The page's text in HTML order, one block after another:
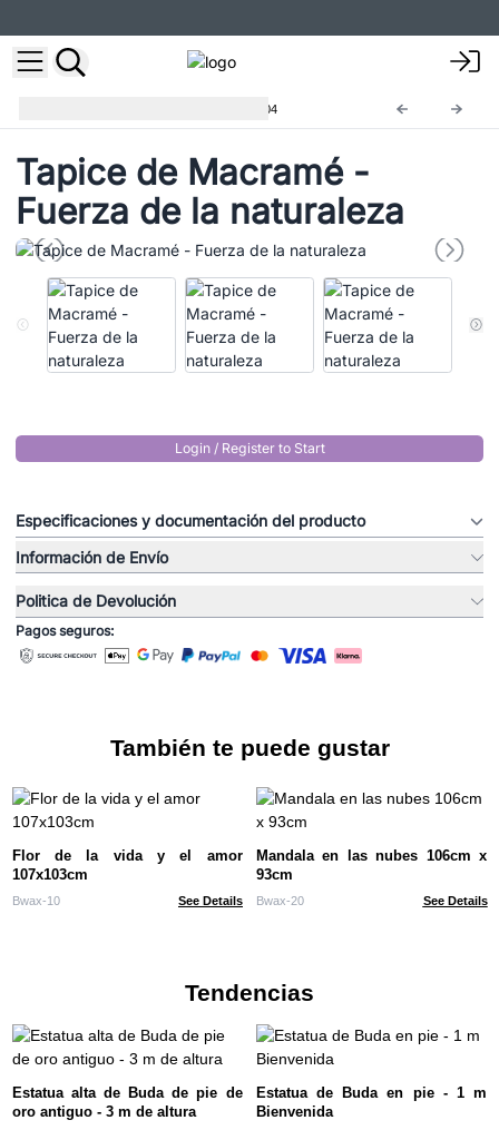
MacW-04
Tapice de Macramé -
Fuerza de la naturaleza
Login / Register to Start
Especificaciones y documentación del producto
Información de Envío
Politica de Devolución
Pagos seguros:
También te puede gustar
Flor de la vida y el amor
107x103cm
Bwax-10 See Details
Mandala en las nubes 106cm x
93cm
Bwax-20 See Details
Tendencias
Estatua alta de Buda de pie de
oro antiguo - 3 m de altura
Estatua de Buda en pie - 1 m
Bienvenida